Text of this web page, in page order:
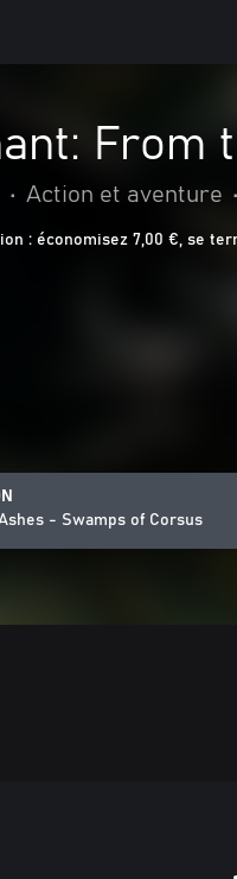
From
• Action et aventure •
: économisez 7,00 €, se
- Swamps of Corsus